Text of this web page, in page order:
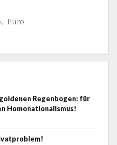
Euro
Regenbogen: für
Homonationalismus!